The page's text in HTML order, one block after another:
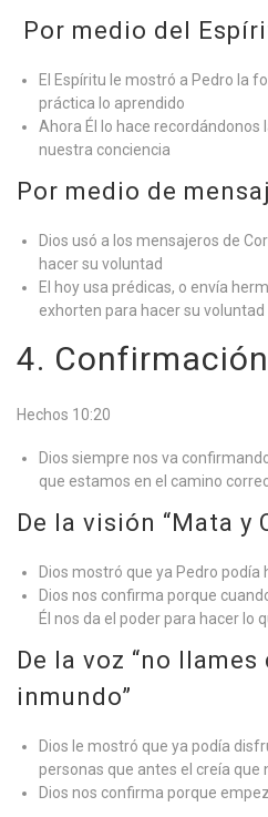
Por medio del
El Espíritu le mostró a Pedro la
práctica lo aprendido
Ahora Él lo hace recordándonos
nuestra conciencia
Por medio de
Dios usó a los mensajeros de
hacer su voluntad
El hoy usa prédicas, o envía
exhorten para hacer su voluntad
4. Confirmación
Hechos 10:20
Dios siempre nos va
que estamos en el camino
De la visión “Mata y
Dios mostró que ya Pedro podía
Dios nos confirma porque
Él nos da el poder para hacer lo
De la voz “no
inmundo”
Dios le mostró que ya podía
personas que antes el creía que
Dios nos confirma porque